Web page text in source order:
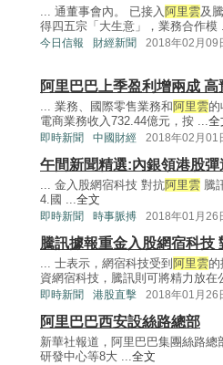
... 通董事會內。 已接入 阿里雲及
得四五宗「大生意」，業務合作模
今日信報 財經新聞 2018年02月09
阿里巴巴上季盈利增兩成 高
... 業務、國際零售業務和阿里雲
電商業務收入732.44億元，按 ...全
即時新聞 中國財經 2018年02月01
午間新聞精選:內銀領港股彈
... 金入股網宿科技 對抗阿里雲 騰
4.國 ...全文
即時新聞 時事脈搏 2018年01月26
騰訊據報重金入股網宿科技
... 士表示，網宿科技受到 阿里雲
資網宿科技，騰訊則可將精力放在
即時新聞 港股直擊 2018年01月26
阿里巴巴西安設絲路總部
新華社報道，阿里巴巴集團絲路總
研發中心等8大 ...全文